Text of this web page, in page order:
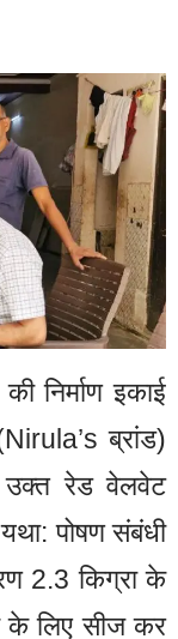
निर्माण इकाई
ब्रांड)
उक्त रेड वेलवेट
पोषण संबंधी
2.3 किग्रा के
के लिए सीज कर